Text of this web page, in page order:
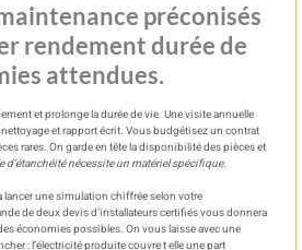
préconisés
rendement durée de
attendues.
et prolonge la durée de vie. Une visite annuelle
et rapport écrit. Vous budgétisez un contrat
rares. On garde en tête la disponibilité des pièces et
d’étanchéité nécessite un matériel spécifique.
lancer une simulation chiffrée selon votre
de deux devis d’installateurs certifiés vous donnera
économies possibles. On vous laisse avec une
: l’électricité produite couvre t elle une part